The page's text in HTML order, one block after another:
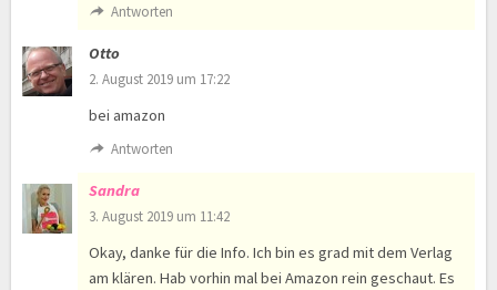
Antworten
Otto
2. August 2019 um 17:22
bei amazon
Antworten
Sandra
3. August 2019 um 11:42
Okay, danke für die Info. Ich bin es grad mit dem Verlag
am klären. Hab vorhin mal bei Amazon rein geschaut. Es